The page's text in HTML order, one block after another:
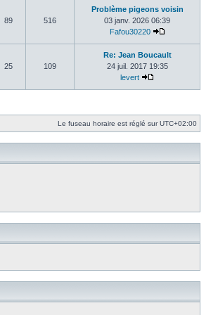
89 516
Problème pigeons voisin
03 janv. 2026 06:39
Fafou30220
25 109
Re: Jean Boucault
24 juil. 2017 19:35
levert
Le fuseau horaire est réglé surUTC+02:00